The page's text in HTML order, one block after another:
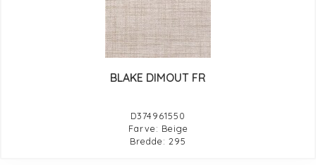
BLAKE DIMOUT FR
D374961550
Farve: Beige
Bredde: 295